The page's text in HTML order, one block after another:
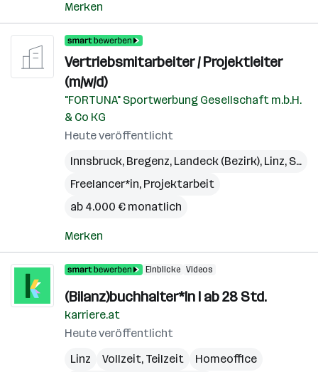
Merken
Vertriebsmitarbeiter / Projektleiter
(m/w/d)
"FORTUNA" Sportwerbung Gesellschaft m.b.H.
& Co KG
Heute veröffentlicht
Innsbruck, Bregenz, Landeck (Bezirk), Linz, St. Pölten
Freelancer*in, Projektarbeit
ab 4.000 € monatlich
Merken
Einblicke Videos
(Bilanz)buchhalter*In I ab 28 Std.
karriere.at
Heute veröffentlicht
Linz
Vollzeit, Teilzeit
Homeoffice